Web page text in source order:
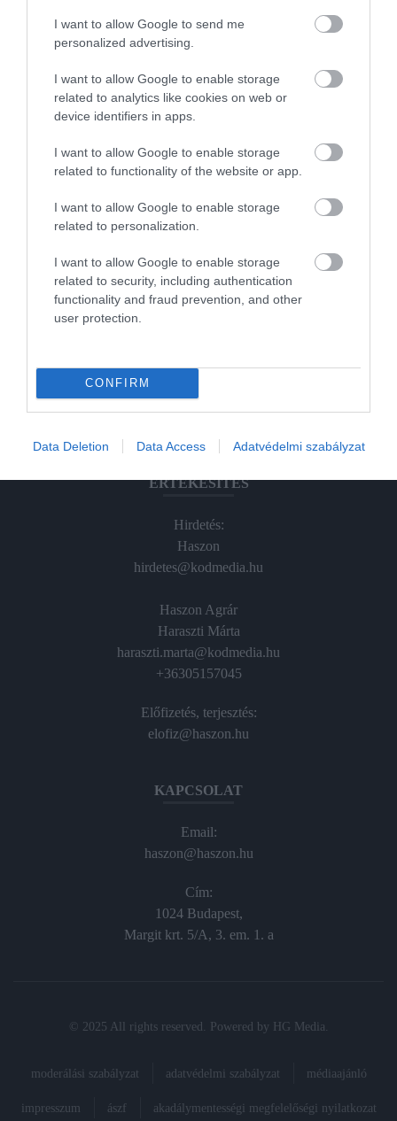
I want to allow Google to send me
personalized advertising.
I want to allow Google to enable storage
related to analytics like cookies on web or
device identifiers in apps.
I want to allow Google to enable storage
related to functionality of the website or app.
I want to allow Google to enable storage
related to personalization.
I want to allow Google to enable storage
related to security, including authentication
functionality and fraud prevention, and other
user protection.
CONFIRM
Data Deletion Data Access Adatvédelmi szabályzat
ROVATOK
Agrár
Pénz
Életstílus
HG MEDIA
ÉRTÉKESÍTÉS
Hirdetés:
Haszon
hirdetes@kodmedia.hu
Haszon Agrár
Haraszti Márta
haraszti.marta@kodmedia.hu
+36305157045
Előfizetés, terjesztés:
elofiz@haszon.hu
KAPCSOLAT
Email:
haszon@haszon.hu
Cím:
1024 Budapest,
Margit krt. 5/A, 3. em. 1. a
© 2025 All rights reserved. Powered by HG Media.
moderálási szabályzat adatvédelmi szabályzat médiaajánló
impresszum ászf akadálymentességi megfelelőségi nyilatkozat